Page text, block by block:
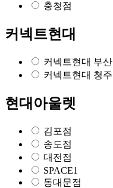
충청점
커넥트현대
커넥트현대 부산
커넥트현대 청주
현대아울렛
김포점
송도점
대전점
SPACE1
동대문점